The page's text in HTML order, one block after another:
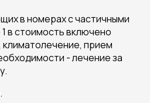
в номерах с частичными
в стоимость включено
прием
- лечение за